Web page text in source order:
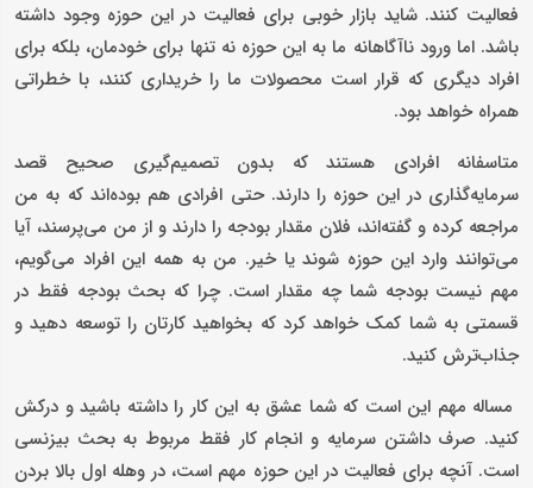
فعالیت کنند. شاید بازار خوبی برای فعالیت در این حوزه وجود داشته
باشد. اما ورود ناآگاهانه ما به این حوزه نه تنها برای خودمان، بلکه برای
افراد دیگری که قرار است محصولات ما را خریداری کنند، با خطراتی
همراه خواهد بود.
متاسفانه افرادی هستند که بدون تصمیم‌گیری صحیح قصد
سرمایه‌گذاری در این حوزه را دارند. حتی افرادی هم بوده‌اند که به من
مراجعه کرده‌ و گفته‌اند، فلان مقدار بودجه را دارند و از من می‌پرسند، آیا
می‌توانند وارد این حوزه شوند یا خیر. من به همه این افراد می‌گویم،
مهم نیست بودجه شما چه مقدار است. چرا که بحث بودجه فقط در
قسمتی به شما کمک خواهد کرد که بخواهید کارتان را توسعه دهید و
جذاب‌ترش کنید.
مساله مهم این است که شما عشق به این کار را داشته باشید و درکش
کنید. صرف داشتن سرمایه و انجام کار فقط مربوط به بحث بیزنسی
است. آنچه برای فعالیت در این حوزه مهم است، در وهله اول بالا بردن